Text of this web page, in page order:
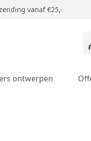
vanaf €25,-
ontwerpen